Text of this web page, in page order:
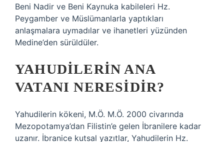
Beni Nadir ve Beni Kaynuka kabileleri Hz.
Peygamber ve Müslümanlarla yaptıkları
anlaşmalara uymadılar ve ihanetleri yüzünden
Medine’den sürüldüler.
YAHUDILERIN ANA
VATANI NERESIDIR?
Yahudilerin kökeni, M.Ö. M.Ö. 2000 civarında
Mezopotamya’dan Filistin’e gelen İbranilere kadar
uzanır. İbranice kutsal yazıtlar, Yahudilerin Hz.